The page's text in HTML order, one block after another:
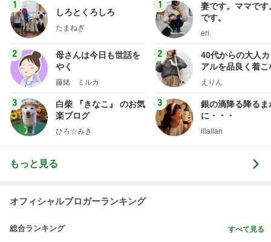
1
しろとくろしろ
たまねぎ
2
母さんは今日も世話を
やく
藤緒 ミルカ
3
白柴 『きなこ』 のお気
楽ブログ
ひろ☆みき
1
妻です。ママです
です。
eri.
2
40代からの大人
アルを品良く着こ
ファッションブロ
えりん
3
銀の滴降る降るま
に・・・
illallan
もっと見る
オフィシャルブロガーランキング
総合ランキング すべて見る